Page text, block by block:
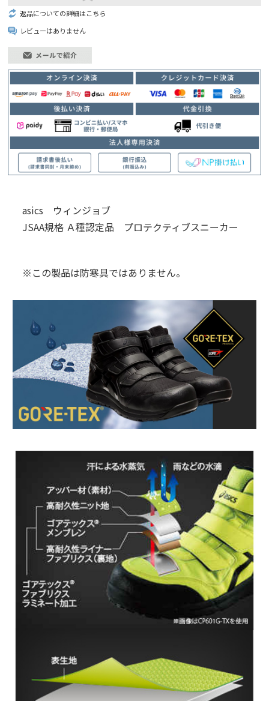
返品についての詳細はこちら
レビューはありません
asics ウィンジョブ
JSAA規格 Ａ種認定品 プロテクティブスニーカー
※この製品は防寒具ではありません。